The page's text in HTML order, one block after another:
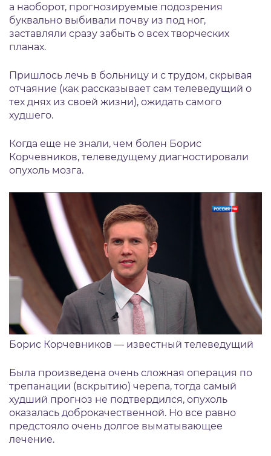
а наоборот, прогнозируемые подозрения
буквально выбивали почву из под ног,
заставляли сразу забыть о всех творческих
планах.
Пришлось лечь в больницу и с трудом, скрывая
отчаяние (как рассказывает сам телеведущий о
тех днях из своей жизни), ожидать самого
худшего.
Когда еще не знали, чем болен Борис
Корчевников, телеведущему диагностировали
опухоль мозга.
Борис Корчевников — известный телеведущий
Была произведена очень сложная операция по
трепанации (вскрытию) черепа, тогда самый
худший прогноз не подтвердился, опухоль
оказалась доброкачественной. Но все равно
предстояло очень долгое выматывающее
лечение.